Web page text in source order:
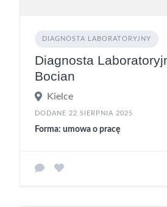
DIAGNOSTA LABORATORYJNY
Diagnosta
Bocian
Kielce
DODANE 22 SIERPNIA 2025
Forma: umowa o pracę